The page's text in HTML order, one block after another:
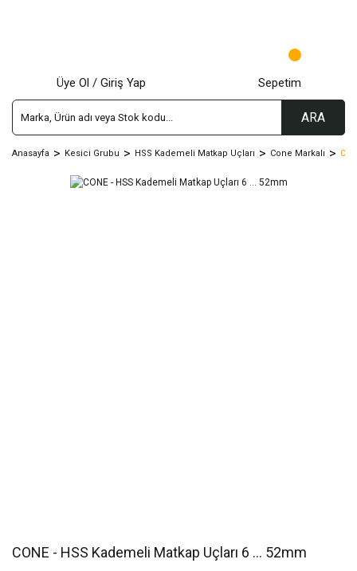
ARA
Üye Ol / Giriş Yap Sepetim
Anasayfa Kesici Grubu HSS Kademeli Matkap Uçları Cone Markalı
CONE - HSS Kademeli Matkap Uçları 6 … 52mm